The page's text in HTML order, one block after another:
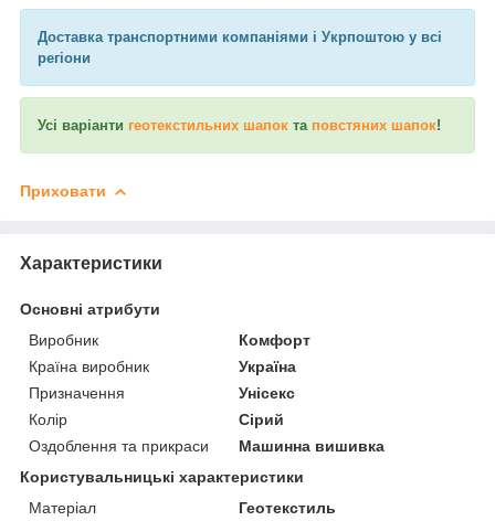
Доставка транспортними компаніями і Укрпоштою у всі
регіони
Усі варіанти геотекстильних шапок та повстяних шапок!
Приховати
Характеристики
Основні атрибути
Виробник
Комфорт
Країна виробник
Україна
Призначення
Унісекс
Колір
Сірий
Оздоблення та прикраси
Машинна вишивка
Користувальницькі характеристики
Матеріал
Геотекстиль